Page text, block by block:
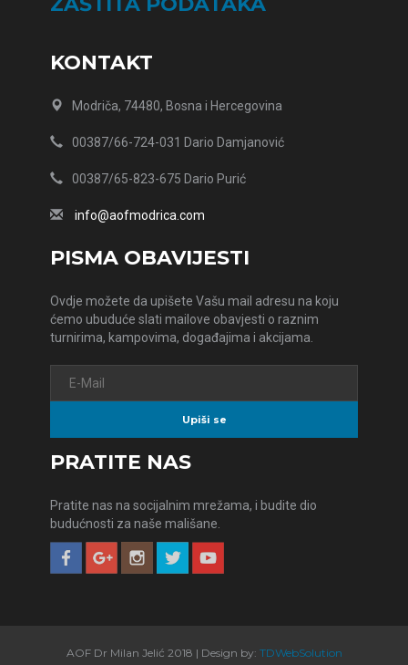
KONTAKT
Modriča, 74480, Bosna i Hercegovina
00387/66-724-031 Dario Damjanović
00387/65-823-675 Dario Purić
info@aofmodrica.com
PISMA OBAVIJESTI
Ovdje možete da upišete Vašu mail adresu na koju
ćemo ubuduće slati mailove obavjesti o raznim
turnirima, kampovima, događajima i akcijama.
PRATITE NAS
Pratite nas na socijalnim mrežama, i budite dio
budućnosti za naše mališane.
AOF Dr Milan Jelić 2018 | Design by: TDWebSolution